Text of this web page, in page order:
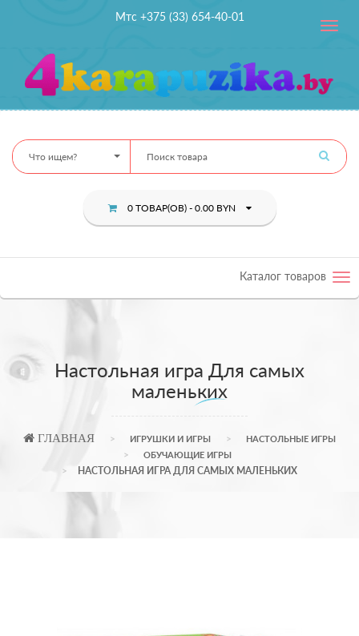
Мтс +375 (33) 654-40-01
Toggle
Что ищем?
0 ТОВАР(ОВ) - 0.00 BYN
Каталог товаров
Настольная игра Для самых
маленьких
ГЛАВНАЯ ИГРУШКИ И ИГРЫ
НАСТОЛЬНЫЕ ИГРЫ
ОБУЧАЮЩИЕ ИГРЫ
НАСТОЛЬНАЯ ИГРА ДЛЯ САМЫХ МАЛЕНЬКИХ